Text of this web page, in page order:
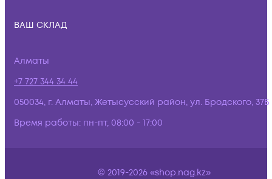
ВАШ СКЛАД
Алматы
+7 727 344 34 44
050034, г. Алматы, Жетысусский район, ул. Бродского, 37Б
Время работы: пн-пт, 08:00 - 17:00
© 2019-2026 «shop.nag.kz»